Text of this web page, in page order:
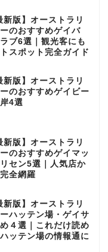
新版】オーストラリ
のおすすめゲイバ
ブ6選｜観光客にも
スポット完全ガイド
新版】オーストラリ
のおすすめゲイビー
4選
新版】オーストラリ
のおすすめゲイマッ
セン5選｜人気店か
全網羅
新版】オーストラリ
ハッテン場・ゲイサ
４選｜これだけ読め
ッテン場の情報通に